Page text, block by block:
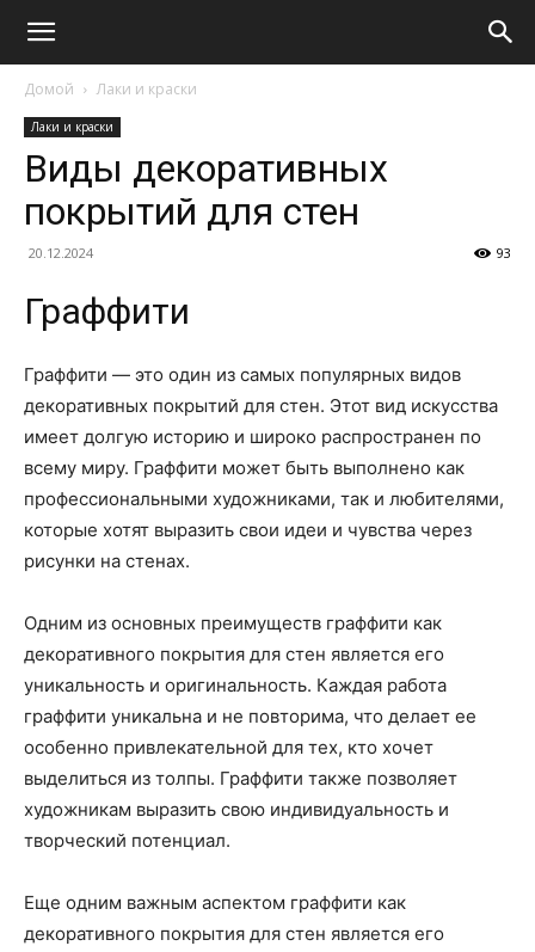
Домой Лаки и краски
Лаки и краски
Виды декоративных
покрытий для стен
20.12.2024 93
Граффити
Граффити — это один из самых популярных видов
декоративных покрытий для стен. Этот вид искусства
имеет долгую историю и широко распространен по
всему миру. Граффити может быть выполнено как
профессиональными художниками, так и любителями,
которые хотят выразить свои идеи и чувства через
рисунки на стенах.
Одним из основных преимуществ граффити как
декоративного покрытия для стен является его
уникальность и оригинальность. Каждая работа
граффити уникальна и не повторима, что делает ее
особенно привлекательной для тех, кто хочет
выделиться из толпы. Граффити также позволяет
художникам выразить свою индивидуальность и
творческий потенциал.
Еще одним важным аспектом граффити как
декоративного покрытия для стен является его